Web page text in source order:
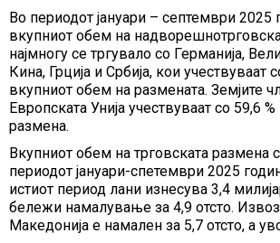
Во периодот јануари – септември 2025
вкупниот обем на
најмногу се тргувало со Германија,
Кина, Грција и Србија, кои учествуваат
вкупниот обем на размената. Земјите
Европската Унија учествуваат со 59,6
размена.
Вкупниот обем на трговската размена
периодот јануари-спетември 2025
истиот период лани изнесува 3,4
бележи намалување за 4,9 отсто.
Македонија е намален за 5,7 отсто, а